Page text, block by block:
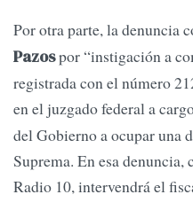
Por otra parte, la denuncia
Pazospor “instigación a
registrada con el número
en el juzgado federal a
del Gobierno a ocupar una
Suprema. En esa
Radio 10, intervendrá el